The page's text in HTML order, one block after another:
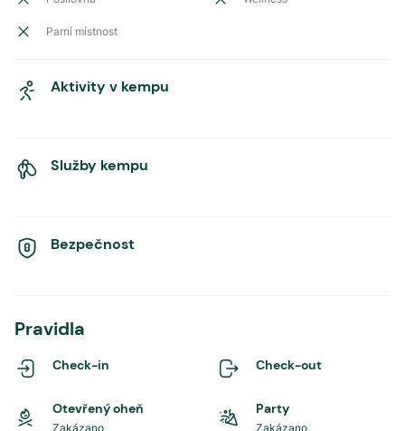
Parní místnost
Aktivity v kempu
Služby kempu
Bezpečnost
Pravidla
Check-in Check-out
Otevřený oheň
Zakázano
Party
Zakázano